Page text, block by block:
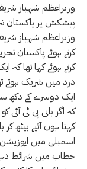
وزیراعظم شہباز
پیشکش پر پاکستان
وزیراعظم شہباز
کرتے ہوئے پاکستان
کرتے ہوئے کہا تھا
درد میں شریک ہوتے
ایک دوسرے کے دکھ
کہ اگر بانی پی ٹی
کہتا ہوں آئیے بیٹھ
اسمبلی میں
خطاب میں شرائط